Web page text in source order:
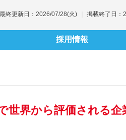
最終更新日：2026/07/28(火) 掲載終了日：
採用情報
世界から評価される企